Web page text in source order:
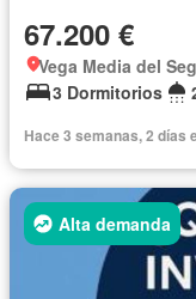
67.200 €
Vega Media del
3 Dormitorios
Hace 3 semanas, 2 días
Alta demanda